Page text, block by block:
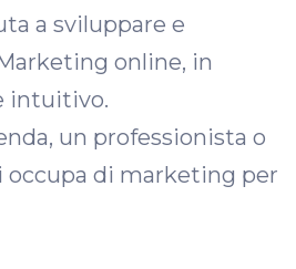
a sviluppare e
online, in
intuitivo.
un professionista o
occupa di marketing per